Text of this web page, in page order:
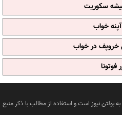
سکوریت
خواب
خروپف در خواب
فوتونا
نیوز است و استفاده از مطالب با ذکر منبع